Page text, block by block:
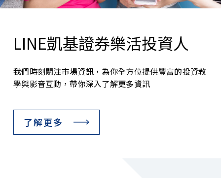
LINE凱基證券樂活投資人
我們時刻關注市場資訊，為你全方位提供豐富的投資教
學與影音互動，帶你深入了解更多資訊
了解更多